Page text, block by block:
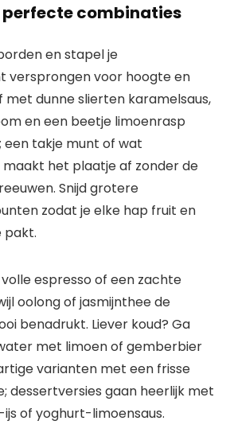
perfecte combinaties
en stapel je
versprongen voor hoogte en
met dunne slierten karamelsaus,
en een beetje limoenrasp
takje munt of wat
het plaatje af zonder de
Snijd grotere
zodat je elke hap fruit en
pakt.
espresso of een zachte
oolong of jasmijnthee de
benadrukt. Liever koud? Ga
met limoen of gemberbier
varianten met een frisse
dessertversies gaan heerlijk met
of yoghurt-limoensaus.